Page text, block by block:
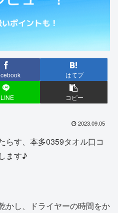
はてブ
LINE コピー
2023.09.05
らす、本多0359タオル口コ
ます♪
かし、ドライヤーの時間をか